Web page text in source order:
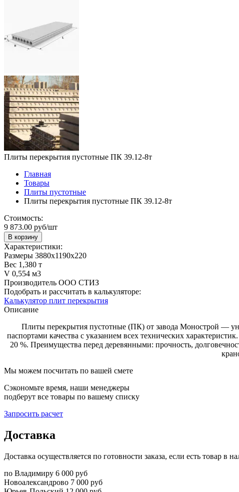
Плиты перекрытия пустотные ПК 39.12-8т
Главная
Товары
Плиты пустотные
Плиты перекрытия пустотные ПК 39.12-8т
Стоимость:
9 873.00 руб/шт
В корзину
Характеристики:
Размеры 3880х1190х220
Вес 1,380 т
V 0,554 м3
Производитель ООО СТИЗ
Подобрать и рассчитать в калькуляторе:
Калькулятор плит перекрытия
Описание
Плиты перекрытия пустотные (ПК) от завода Монострой —
паспортами качества с указанием всех технических
20 %. Преимущества перед деревянными: прочность,
Мы можем посчитать по вашей смете
Сэкономьте время, наши менеджеры
подберут все товары по вашему списку
Запросить расчет
Доставка
Доставка осуществляется по готовности заказа, если есть товар
по Владимиру 6 000 руб
Новоалександрово 7 000 руб